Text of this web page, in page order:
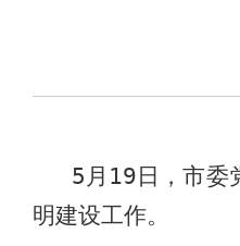
5 月 19日，市委
明建设工作。